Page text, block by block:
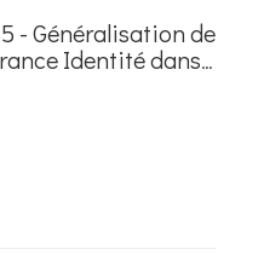
- Généralisation de
Identité dans
quotidien